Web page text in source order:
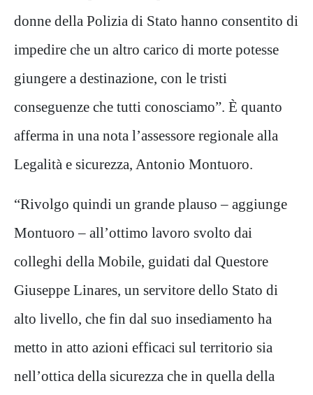
donne della Polizia di Stato hanno consentito di
impedire che un altro carico di morte potesse
giungere a destinazione, con le tristi
conseguenze che tutti conosciamo”. È quanto
afferma in una nota l’assessore regionale alla
Legalità e sicurezza, Antonio Montuoro.
“Rivolgo quindi un grande plauso – aggiunge
Montuoro – all’ottimo lavoro svolto dai
colleghi della Mobile, guidati dal Questore
Giuseppe Linares, un servitore dello Stato di
alto livello, che fin dal suo insediamento ha
metto in atto azioni efficaci sul territorio sia
nell’ottica della sicurezza che in quella della